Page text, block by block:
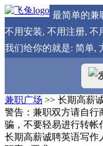
最简单的兼
不用安装, 不用注册, 不
我们给你的就是: 简单,
兼职广场 >> 长期高薪
警告：兼职双方请自行
骗，不要轻易进行转帐
长期高薪诚聘英语写作